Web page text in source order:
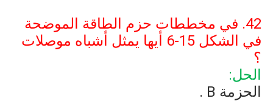
42. في مخططات حزم الطاقة الموضحة
في الشكل 6-15 أيها يمثل أشباه موصلات
؟
الحل:
الحزمة B
.